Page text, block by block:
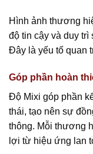
Hình ảnh thương
độ tin cậy và duy trì
Đây là yếu tố quan
Góp phần hoàn
Độ Mixi góp phần
thái, tạo nên sự
thông. Mỗi thương
lợi từ hiệu ứng lan